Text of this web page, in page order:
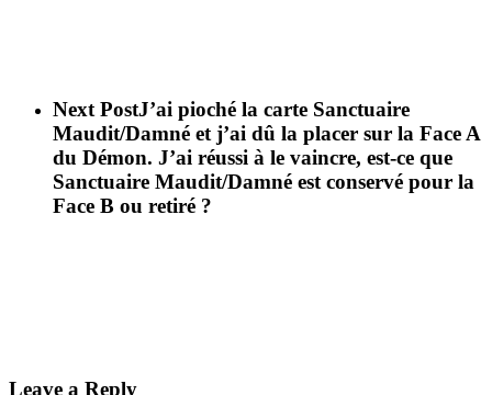
Next PostJ’ai pioché la carte Sanctuaire
Maudit/Damné et j’ai dû la placer sur la Face A
du Démon. J’ai réussi à le vaincre, est-ce que
Sanctuaire Maudit/Damné est conservé pour la
Face B ou retiré ?
Leave a Reply